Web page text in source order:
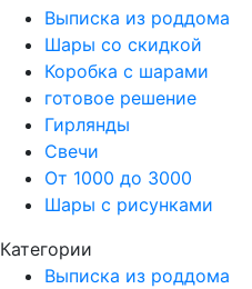
Выписка из роддома
Шары со скидкой
Коробка с шарами
готовое решение
Гирлянды
Свечи
От 1000 до 3000
Шары с рисунками
Категории
Выписка из роддома